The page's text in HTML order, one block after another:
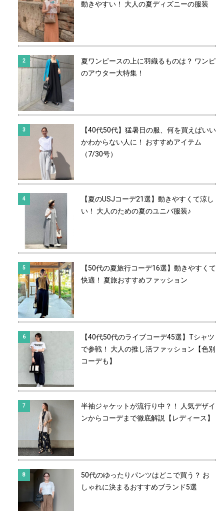
動きやすい！ 大人の夏ディズニーの服装
夏ワンピースの上に羽織るものは？ ワンピ
のアウター大特集！
【40代50代】猛暑日の服、何を買えばいい
かわからない人に！ おすすめアイテム
（7/30号）
【夏のUSJコーデ21選】動きやすくて涼し
い！ 大人のための夏のユニバ服装♪
【50代の夏旅行コーデ16選】動きやすくて
快適！ 夏旅おすすめファッション
【40代50代のライブコーデ45選】Tシャツ
で参戦！ 大人の推し活ファッション【色別
コーデも】
半袖ジャケットが流行り中？！ 人気デザイ
ンからコーデまで徹底解説【レディース】
50代のゆったりパンツはどこで買う？ お
しゃれに決まるおすすめブランド5選